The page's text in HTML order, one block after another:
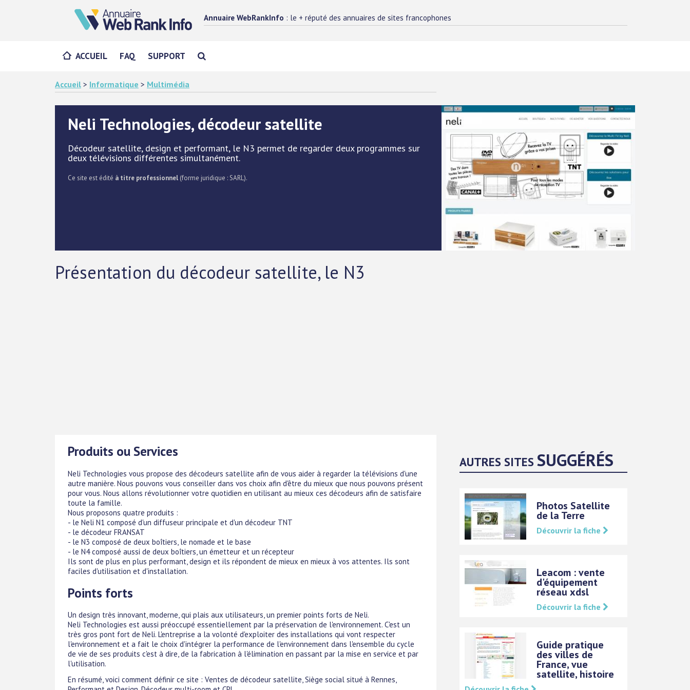
Annuaire WebRankInfo : le + réputé des annuaires de sites francophones
ACCUEIL FAQ SUPPORT
Accueil > Informatique > Multimédia
Neli Technologies, décodeur satellite
Décodeur satellite, design et performant, le N3 permet de regarder deux programmes sur
deux télévisions différentes simultanément.
Ce site est édité à titre professionnel (forme juridique : SARL).
Présentation du décodeur satellite, le N3
Produits ou Services
Neli Technologies vous propose des décodeurs satellite afin de vous aider à regarder la télévisions d'une
autre manière. Nous pouvons vous conseiller dans vos choix afin d'être du mieux que nous pouvons présent
pour vous. Nous allons révolutionner votre quotidien en utilisant au mieux ces décodeurs afin de satisfaire
toute la famille.
Nous proposons quatre produits :
- le Neli N1 composé d'un diffuseur principale et d'un décodeur TNT
- le décodeur FRANSAT
- le N3 composé de deux boîtiers, le nomade et le base
- le N4 composé aussi de deux boîtiers, un émetteur et un récepteur
Ils sont de plus en plus performant, design et ils répondent de mieux en mieux à vos attentes. Ils sont
faciles d'utilisation et d'installation.
Points forts
Un design très innovant, moderne, qui plais aux utilisateurs, un premier points forts de Neli.
Neli Technologies est aussi préoccupé essentiellement par la préservation de l'environnement. C'est un
très gros pont fort de Neli. L'entreprise a la volonté d'exploiter des installations qui vont respecter
l'environnement et a fait le choix d'intégrer la performance de l'environnement dans l'ensemble du cycle
de vie de ses produits c'est à dire, de la fabrication à l'élimination en passant par la mise en service et par
l'utilisation.
En résumé, voici comment définir ce site : Ventes de décodeur satellite, Siège social situé à Rennes,
AUTRES SITESSUGGÉRÉS
Photos Satellite
de la Terre
Découvrir la fiche
Leacom : vente
d'équipement
réseau xdsl
Découvrir la fiche
Guide pratique
des villes de
France, vue
satellite, histoire